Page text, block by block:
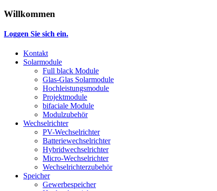
Willkommen
Loggen Sie sich ein.
Kontakt
Solarmodule
Full black Module
Glas-Glas Solarmodule
Hochleistungsmodule
Projektmodule
bifaciale Module
Modulzubehör
Wechselrichter
PV-Wechselrichter
Batteriewechselrichter
Hybridwechselrichter
Micro-Wechselrichter
Wechselrichterzubehör
Speicher
Gewerbespeicher